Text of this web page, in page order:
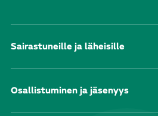
Sairastuneille ja läheisille
Osallistuminen ja jäsenyys